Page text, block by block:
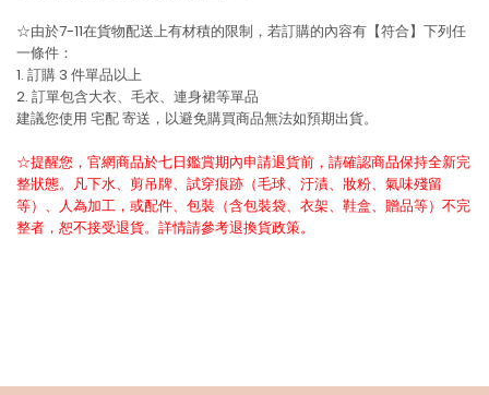
☆由於7-11在貨物配送上有材積的限制，若訂購的內容有【符合】下列任
一條件：
1. 訂購 3 件單品以上
2. 訂單包含大衣、毛衣、連身裙等單品
建議您使用 宅配寄送，以避免購買商品無法如預期出貨。
☆提醒您，官網商品於七日鑑賞期內申請退貨前，請確認商品保持全新完
整狀態。凡下水、剪吊牌、試穿痕跡（毛球、汙漬、妝粉、氣味殘留
等）、人為加工，或配件、包裝（含包裝袋、衣架、鞋盒、贈品等）不完
整者，恕不接受退貨。詳情請參考退換貨政策。